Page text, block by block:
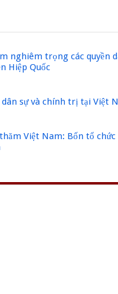
nghiêm trọng các quyền
Hiệp Quốc
dân sự và chính trị tại Việt
Việt Nam: Bốn tổ